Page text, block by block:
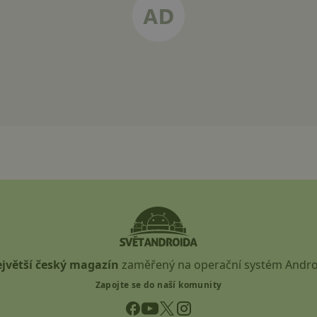
český magazín zaměřený na operační systém
Zapojte se do naší komunity